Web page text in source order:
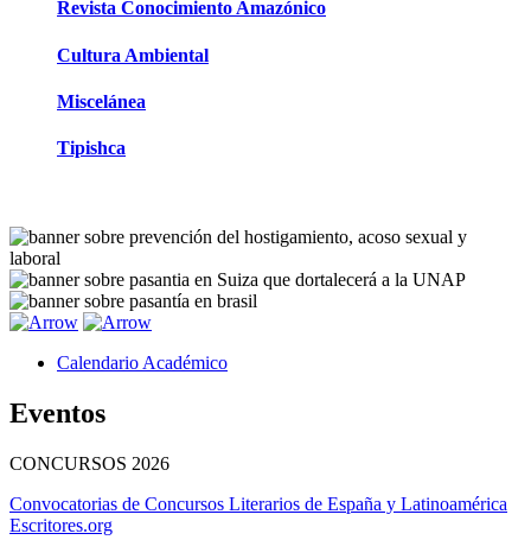
Revista Conocimiento Amazónico
Cultura Ambiental
Miscelánea
Tipishca
Calendario Académico
Eventos
CONCURSOS 2026
Convocatorias de Concursos Literarios de España y Latinoamérica
Escritores.org